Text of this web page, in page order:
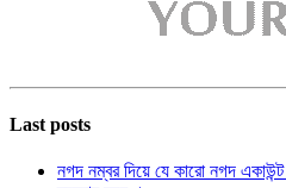
Last posts
নগদ নম্বর দিয়ে যে কারো নগদ